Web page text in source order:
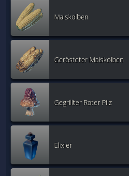
Maiskolben
Gerösteter Maiskolben
Gegrillter Roter Pilz
Elixier